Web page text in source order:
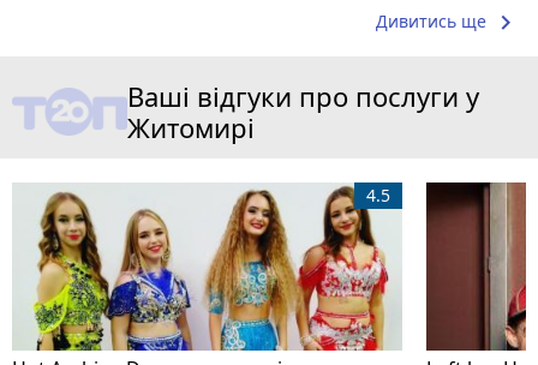
Дивитись ще keyboard_arrow_right
Ваші відгуки про послуги у
Житомирі
4.5